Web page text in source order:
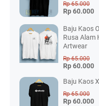
Rp 65.000
Rp 60.000
Baju Kaos
Rusa Alam
Artwear
Rp 65.000
Rp 60.000
Baju Kaos
Rp 65.000
Rp 60.000